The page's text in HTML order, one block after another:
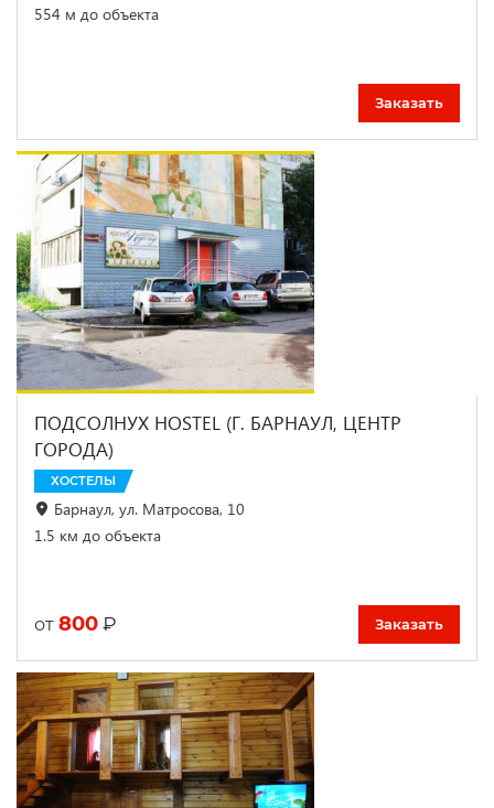
554 м до объекта
Заказать
ПОДСОЛНУХ HOSTEL (Г. БАРНАУЛ, ЦЕНТР
ГОРОДА)
ХОСТЕЛЫ
Барнаул, ул. Матросова, 10
1.5 км до объекта
от 800 ₽ Заказать